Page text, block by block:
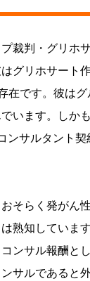
裁判・グリホ
グリホサート
在です。彼は
います。しか
ンサルタント
そらく発がん
熟知していま
ンサル報酬と
サルであると